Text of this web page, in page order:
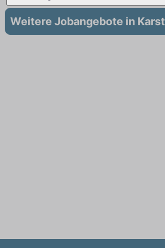
Weitere Jobangebote in